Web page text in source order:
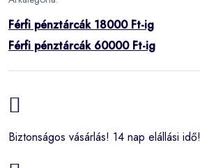
Férfi pénztárcák 18000 Ft-ig
Férfi pénztárcák 60000 Ft-ig
Biztonságos vásárlás! 14 nap elállási idő!